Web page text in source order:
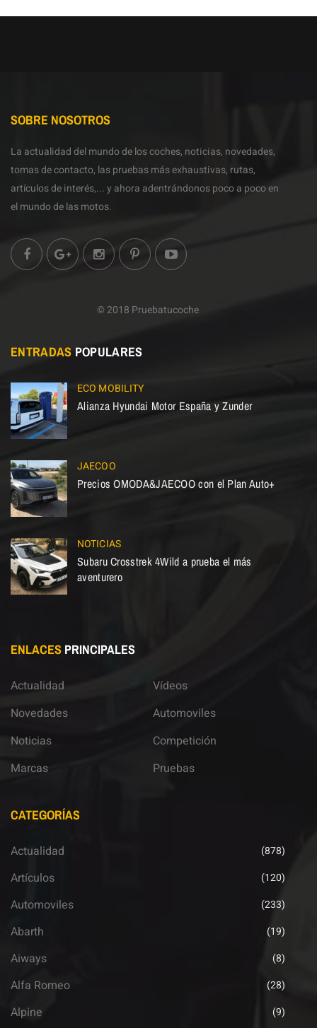
SOBRE NOSOTROS
La actualidad del mundo de los coches, noticias, novedades,
tomas de contacto, las pruebas más exhaustivas, rutas,
artículos de interés,... y ahora adentrándonos poco a poco en
el mundo de las motos.
© 2018 Pruebatucoche
ENTRADAS POPULARES
ECO MOBILITY
Alianza Hyundai Motor España y Zunder
JAECOO
Precios OMODA&JAECOO con el Plan Auto+
NOTICIAS
Subaru Crosstrek 4Wild a prueba el más
aventurero
ENLACES PRINCIPALES
Actualidad
Novedades
Noticias
Marcas
Vídeos
Automoviles
Competición
Pruebas
CATEGORÍAS
Actualidad (878)
Artículos (120)
Automoviles (233)
Abarth (19)
Aiways (8)
Alfa Romeo (28)
Alpine (9)